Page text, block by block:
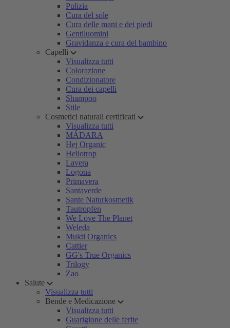
Pulizia
Cura del sole
Cura delle mani e dei piedi
Gentiluomini
Gravidanza e cura del bambino
Capelli
Visualizza tutti
Colorazione
Condizionatore
Cura dei capelli
Shampoo
Stile
Cosmetici naturali certificati
Visualizza tutti
MÁDARA
Hej Organic
Heliotrop
Lavera
Logona
Primavera
Santaverde
Sante Naturkosmetik
Tautropfen
We Love The Planet
Weleda
Mukti Organics
Cattier
GG's True Organics
Trilogy
Zao
Salute
Visualizza tutti
Bende e Medicazione
Visualizza tutti
Guarigione delle ferite